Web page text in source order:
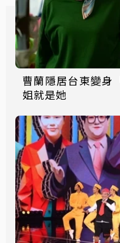
曹蘭隱居台東變身
姐就是她